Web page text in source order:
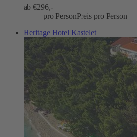
ab €296,-
pro PersonPreis pro Person
Heritage Hotel Kastelet